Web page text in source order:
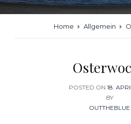
Home Allgemein
POSTED ON
ON
18.
BY
OUTTHEBLUE